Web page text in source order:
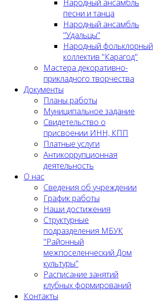
Народный ансамбль
песни и танца
Народный ансамбль
"Удальцы"
Народный фольклорный
коллектив "Карагод"
Мастера декоративно-
прикладного творчества
Документы
Планы работы
Муниципальное задание
Cвидетельство о
присвоении ИНН, КПП
Платные услуги
Антикоррупционная
деятельность
О нас
Сведения об учреждении
График работы
Наши достижения
Структурные
подразделения МБУК
"Районный
межпоселенческий Дом
культуры"
Расписание занятий
клубных формирований
Контакты